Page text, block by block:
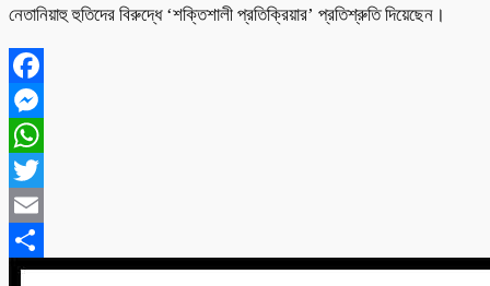
নেতানিয়াহু হুতিদের বিরুদ্ধে ‘শক্তিশালী প্রতিক্রিয়ার’ প্রতিশ্রুতি দিয়েছেন।
Facebook
Messenger
WhatsApp
Twitter
Email
Share